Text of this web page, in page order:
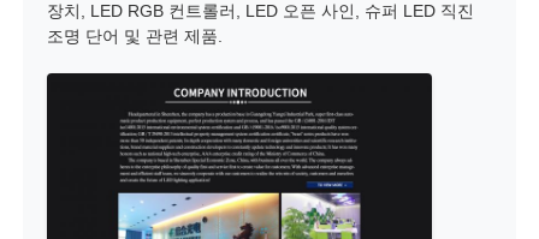
장치, LED RGB 컨트롤러, LED 오픈 사인, 슈퍼 LED 직진
조명 단어 및 관련 제품.